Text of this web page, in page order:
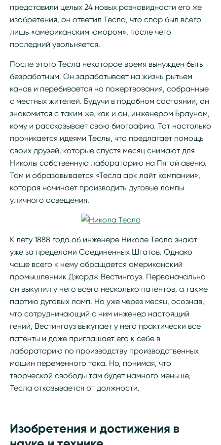
представили целых 24 новых разновидности его же
изобретения, он ответил Тесла, что спор был всего
лишь «американским юмором», после чего
последний увольняется.
После этого Тесла некоторое время вынужден быть
безработным. Он зарабатывает на жизнь рытьем
канав и перебивается на пожертвования, собранные
с местных жителей. Будучи в подобном состоянии, он
знакомится с таким же, как и он, инженером Брауном,
кому и рассказывает свою биографию. Тот настолько
проникается идеями Теслы, что предлагает помощь
своих друзей, которые спустя месяц снимают для
Николы собственную лабораторию на Пятой авеню.
Там и образовывается «Тесла арк лайт компании»,
которая начинает производить дуговые лампы
уличного освещения.
К лету 1888 года об инженере Николе Тесла знают
уже за пределами Соединенных Штатов. Однако
чаще всего к нему обращается американский
промышленник Джордж Вестингауз. Первоначально
он выкупил у него всего несколько патентов, а также
партию дуговых ламп. Но уже через месяц, осознав,
что сотрудничающий с ним инженер настоящий
гений, Вестингауз выкупает у него практически все
патенты и даже приглашает его к себе в
лабораторию по производству производственных
машин переменного тока. Но, понимая, что
творческой свободы там будет намного меньше,
Тесла отказывается от должности.
Изобретения и достижения в